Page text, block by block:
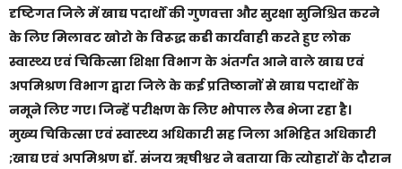
दृष्टिगत जिले में खाद्य पदार्थों की गुणवत्ता और सुरक्षा सुनिश्चित करने
के लिए मिलावट खोरो के विरूद्ध कडी कार्यवाही करते हुए लोक
स्वास्थ्य एवं चिकित्सा शिक्षा विभाग के अंतर्गत आने वाले खाद्य एवं
अपमिश्रण विभाग द्वारा जिले के कई प्रतिष्ठानों से खाद्य पदार्थो के
नमूने लिए गए। जिन्हें परीक्षण के लिए भोपाल लैब भेजा रहा है।
मुख्य चिकित्सा एवं स्वास्थ्य अधिकारी सह जिला अभिहित अधिकारी
;खाद्य एवं अपमिश्रण डॉ. संजय ऋषीश्वर ने बताया कि त्योहारों के दौरान